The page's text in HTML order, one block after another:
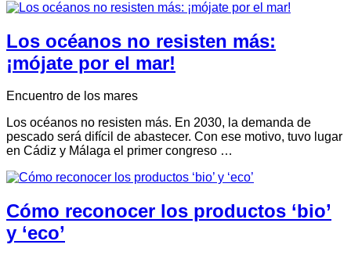
Los océanos no resisten más:
¡mójate por el mar!
Encuentro de los mares
Los océanos no resisten más. En 2030, la demanda de
pescado será difícil de abastecer. Con ese motivo, tuvo lugar
en Cádiz y Málaga el primer congreso …
Cómo reconocer los productos ‘bio’
y ‘eco’